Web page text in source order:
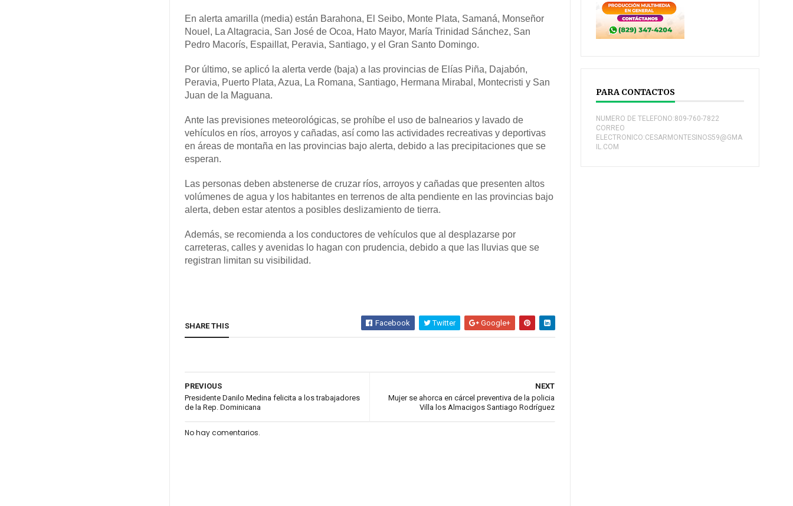
En alerta amarilla (media) están Barahona, El Seibo, Monte Plata, Samaná, Monseñor
Nouel, La Altagracia, San José de Ocoa, Hato Mayor, María Trinidad Sánchez, San
Pedro Macorís, Espaillat, Peravia, Santiago, y el Gran Santo Domingo.
Por último, se aplicó la alerta verde (baja) a las provincias de Elías Piña, Dajabón,
Peravia, Puerto Plata, Azua, La Romana, Santiago, Hermana Mirabal, Montecristi y San
Juan de la Maguana.
Ante las previsiones meteorológicas, se prohíbe el uso de balnearios y lavado de
vehículos en ríos, arroyos y cañadas, así como las actividades recreativas y deportivas
en áreas de montaña en las provincias bajo alerta, debido a las precipitaciones que se
esperan.
Las personas deben abstenerse de cruzar ríos, arroyos y cañadas que presenten altos
volúmenes de agua y los habitantes en terrenos de alta pendiente en las provincias bajo
alerta, deben estar atentos a posibles deslizamiento de tierra.
Además, se recomienda a los conductores de vehículos que al desplazarse por
carreteras, calles y avenidas lo hagan con prudencia, debido a que las lluvias que se
registran limitan su visibilidad.
SHARE THIS Facebook Twitter Google+
NEXT
Mujer se ahorca en cárcel preventiva de la policia
Villa los Almacigos Santiago Rodríguez
PREVIOUS
Presidente Danilo Medina felicita a los trabajadores
de la Rep. Dominicana
No hay comentarios.
PARA CONTACTOS
NUMERO DE TELEFONO:809-760-7822
CORREO
ELECTRONICO:CESARMONTESINOS59@GMA
IL.COM